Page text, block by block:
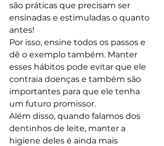
são práticas que precisam ser
ensinadas e estimuladas o quanto
antes!
Por isso, ensine todos os passos e
dê o exemplo também. Manter
esses hábitos pode evitar que ele
contraia doenças e também são
importantes para que ele tenha
um futuro promissor.
Além disso, quando falamos dos
dentinhos de leite, manter a
higiene deles é ainda mais